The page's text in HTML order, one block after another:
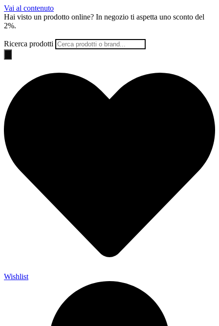
Vai al contenuto
Hai visto un prodotto online? In negozio ti aspetta uno sconto del
2%.
Ricerca prodotti
Wishlist